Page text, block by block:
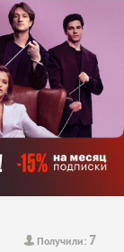
Получили: 7